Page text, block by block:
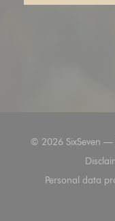
© 2026 SixSeven —
Personal data